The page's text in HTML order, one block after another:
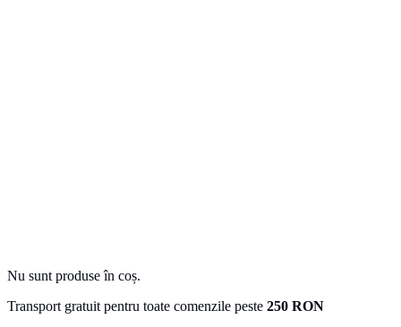
Nu sunt produse în coș.
Transport gratuit pentru toate comenzile peste 250 RON